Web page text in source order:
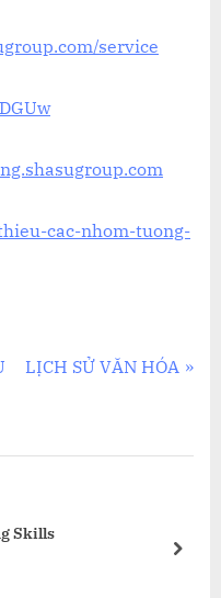
service
cac-nhom-tuong-
N
t
LỊCH SỬ VĂN HÓA
Skills
next